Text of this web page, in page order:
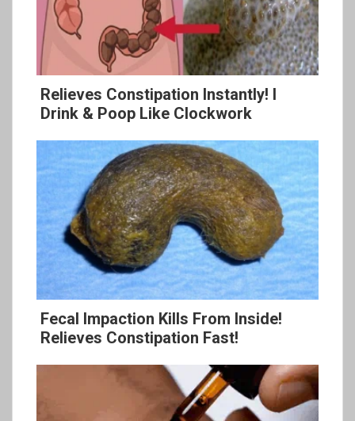
Relieves Constipation Instantly! I
Drink & Poop Like Clockwork
Fecal Impaction Kills From Inside!
Relieves Constipation Fast!